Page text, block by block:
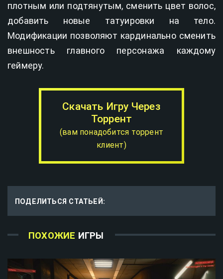
плотным или подтянутым, сменить цвет волос,
добавить новые татуировки на тело.
Модификации позволяют кардинально сменить
внешность главного персонажа каждому
геймеру.
Скачать Игру Через
Торрент
(вам понадобится торрент
клиент)
ПОДЕЛИТЬСЯ СТАТЬЕЙ:
ПОХОЖИЕ ИГРЫ